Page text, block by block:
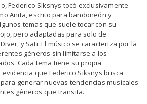
Federico Siksnys tocó exclusivamente
Anita, escrito para bandoneón y
temas que suele tocar con su
pero adaptadas para solo de
y Sati. El músico se caracteriza por la
géneros sin limitarse a los
Cada tema tiene su propia
que Federico Siksnys busca
generar nuevas tendencias musicales
géneros que transita.